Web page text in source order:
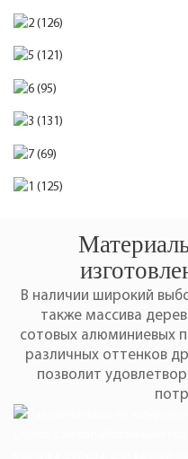
В наличии широкий
также массива
сотовых алюминиевых
различных оттенков
позволит